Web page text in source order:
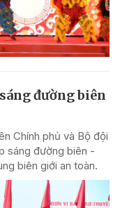
đường biên
Chính phủ và Bộ đội
sáng đường biên -
biên giới an toàn.